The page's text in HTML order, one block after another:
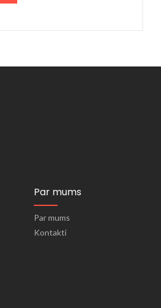
Par mums
Par mums
Kontakti